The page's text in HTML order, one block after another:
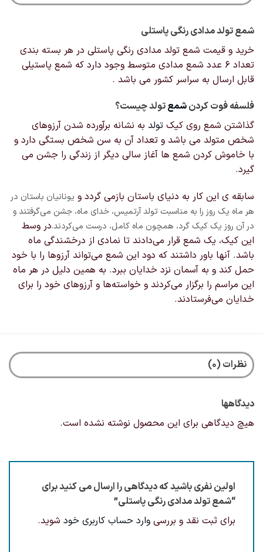
شمع تولد مدادی رنگی پاستلی
خرید و قیمت شمع تولد مدادی رنگی پاستلی در هر بسته بندی
تعداد ۶ عدد شمع مدادی متوسط وجود دارد که شمع پاستیلی
قابل ارسال به سراسر کشور می باشد .
فلسفه فوت کردنشمعتولد چیست؟
گذاشتن شمع روی کیک تولد به نشانه برآورده شدن آرزوهای
شخص متولد می باشد و تعداد آن به سن شخص بستگی دارد و
با خاموش کردن شمع ها آغاز سالی دیگر از زندگی را جشن می
گیرد.
سابقه ی این کار به دنیای باستان بازمی گردد و یونانیان باستان در
هر ماه یک روز را به مناسبت تولد آرتمیس، خدای ماه، جشن می‌گرفتند و
در آن روز یک کیک گرد، همچون ماه کامل، درست می‌کردند.در وسط
این کیک، یک شمع قرار می‌دادند تا نمادی از درخشندگی ماه
باشد. آنها باور داشتند که دود این شمع می‌تواند آرزو‌ها را با خود
حمل کند و به آسمان نزد خدایان ببرد. به همین دلیل در هر ماه
این مراسم را برگزار می‌کردند و خواسته‌ها و آرزو‌های خود را برای
خدایان می‌فرستادند.
نظرات (0)
دیدگاهها
هیچ دیدگاهی برای این محصول نوشته نشده است.
اولین نفری باشید که دیدگاهی را ارسال می کنید برای
“شمع تولد مدادی رنگی پاستلی”
برای ثبت نقد و بررسی وارد حساب کاربری خود شوید.